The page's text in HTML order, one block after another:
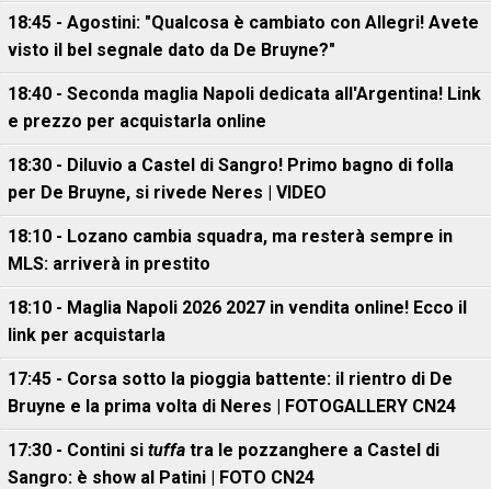
18:45 - Agostini: "Qualcosa è cambiato con Allegri! Avete
visto il bel segnale dato da De Bruyne?"
18:40 - Seconda maglia Napoli dedicata all'Argentina! Link
e prezzo per acquistarla online
18:30 - Diluvio a Castel di Sangro! Primo bagno di folla
per De Bruyne, si rivede Neres | VIDEO
18:10 - Lozano cambia squadra, ma resterà sempre in
MLS: arriverà in prestito
18:10 - Maglia Napoli 2026 2027 in vendita online! Ecco il
link per acquistarla
17:45 - Corsa sotto la pioggia battente: il rientro di De
Bruyne e la prima volta di Neres | FOTOGALLERY CN24
17:30 - Contini si tuffa tra le pozzanghere a Castel di
Sangro: è show al Patini | FOTO CN24